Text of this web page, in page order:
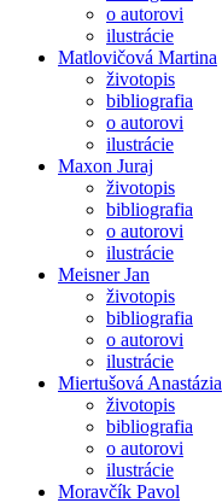
o autorovi
ilustrácie
Matlovičová Martina
životopis
bibliografia
o autorovi
ilustrácie
Maxon Juraj
životopis
bibliografia
o autorovi
ilustrácie
Meisner Jan
životopis
bibliografia
o autorovi
ilustrácie
Miertušová Anastázia
životopis
bibliografia
o autorovi
ilustrácie
Moravčík Pavol